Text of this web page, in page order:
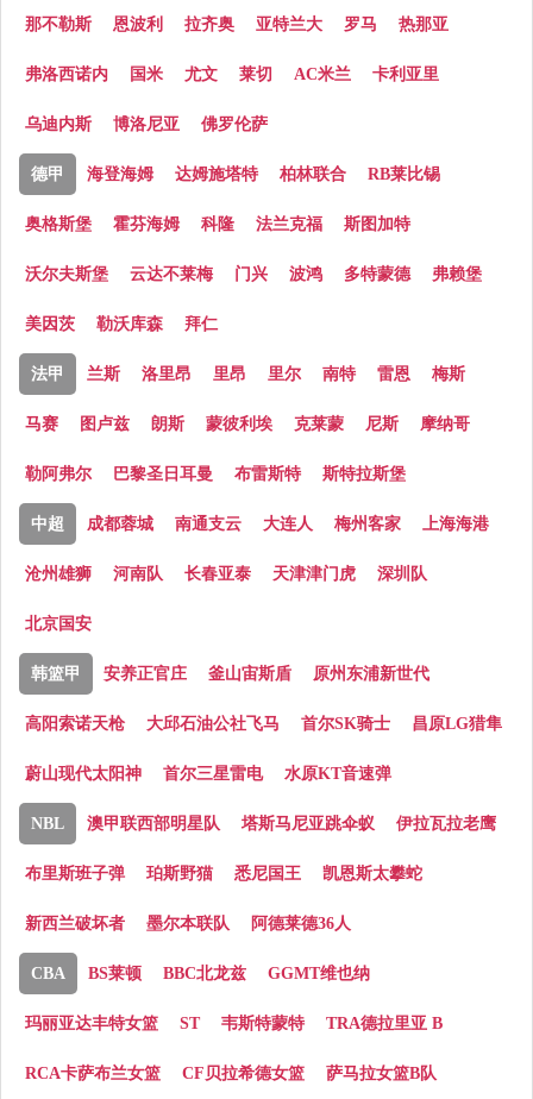
那不勒斯 恩波利 拉齐奥 亚特兰大 罗马 热那亚
弗洛西诺内 国米 尤文 莱切 AC米兰 卡利亚里
乌迪内斯 博洛尼亚 佛罗伦萨
德甲 海登海姆 达姆施塔特 柏林联合 RB莱比锡
奥格斯堡 霍芬海姆 科隆 法兰克福 斯图加特
沃尔夫斯堡 云达不莱梅 门兴 波鸿 多特蒙德 弗赖堡
美因茨 勒沃库森 拜仁
法甲 兰斯 洛里昂 里昂 里尔 南特 雷恩 梅斯
马赛 图卢兹 朗斯 蒙彼利埃 克莱蒙 尼斯 摩纳哥
勒阿弗尔 巴黎圣日耳曼 布雷斯特 斯特拉斯堡
中超 成都蓉城 南通支云 大连人 梅州客家 上海海港
沧州雄狮 河南队 长春亚泰 天津津门虎 深圳队
北京国安
韩篮甲 安养正官庄 釜山宙斯盾 原州东浦新世代
高阳索诺天枪 大邱石油公社飞马 首尔SK骑士 昌原LG猎隼
蔚山现代太阳神 首尔三星雷电 水原KT音速弹
NBL 澳甲联西部明星队 塔斯马尼亚跳伞蚁 伊拉瓦拉老鹰
布里斯班子弹 珀斯野猫 悉尼国王 凯恩斯太攀蛇
新西兰破坏者 墨尔本联队 阿德莱德36人
CBA BS莱顿 BBC北龙兹 GGMT维也纳
玛丽亚达丰特女篮 ST 韦斯特蒙特 TRA德拉里亚 B
RCA卡萨布兰女篮 CF贝拉希德女篮 萨马拉女篮B队